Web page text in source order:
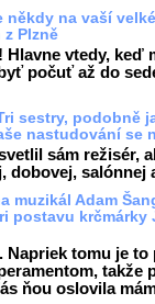
někdy na vaší
z Plzně
Hlavne vtedy, keď
počuť až do
sestry, podobně
nastudování se
sám režisér,
dobovej, salónnej
muzikál Adam
postavu
Napriek tomu je to
takže
ňou oslovila